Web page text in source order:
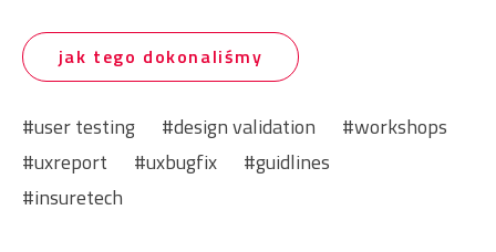
jak tego dokonaliśmy
user testing design validation
workshops
uxreport
uxbugfix
guidlines
insuretech